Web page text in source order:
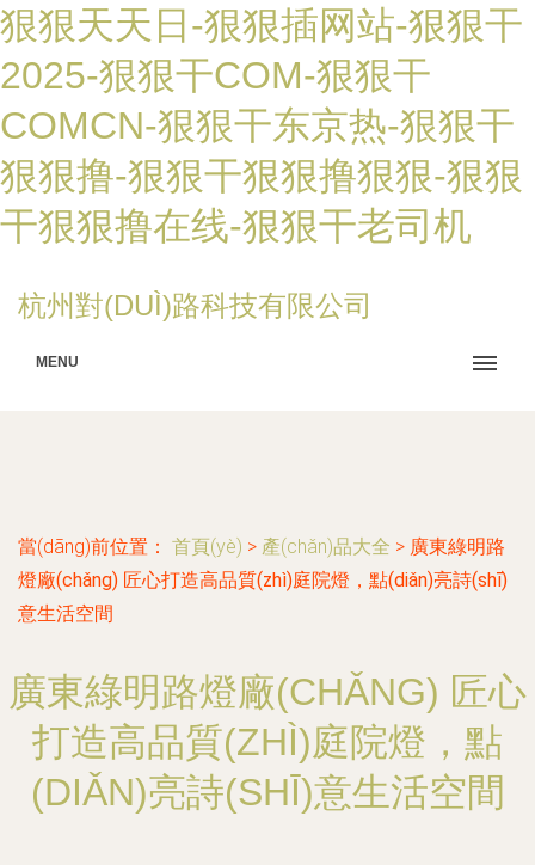
狠狠天天日-狠狠插网站-狠狠干
2025-狠狠干COM-狠狠干
COMCN-狠狠干东京热-狠狠干
狠狠撸-狠狠干狠狠撸狠狠-狠狠
干狠狠撸在线-狠狠干老司机
杭州對(DUÌ)路科技有限公司
MENU
當(dāng)前位置： 首頁(yè) > 產(chǎn)品大全 > 廣東綠明路
燈廠(chǎng) 匠心打造高品質(zhì)庭院燈，點(diǎn)亮詩(shī)
意生活空間
廣東綠明路燈廠(CHǍNG) 匠心
打造高品質(ZHÌ)庭院燈，點
(DIǍN)亮詩(SHĪ)意生活空間